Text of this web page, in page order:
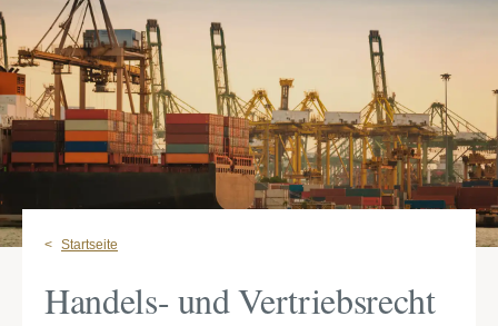
Startseite
Handels- und Vertriebsrecht